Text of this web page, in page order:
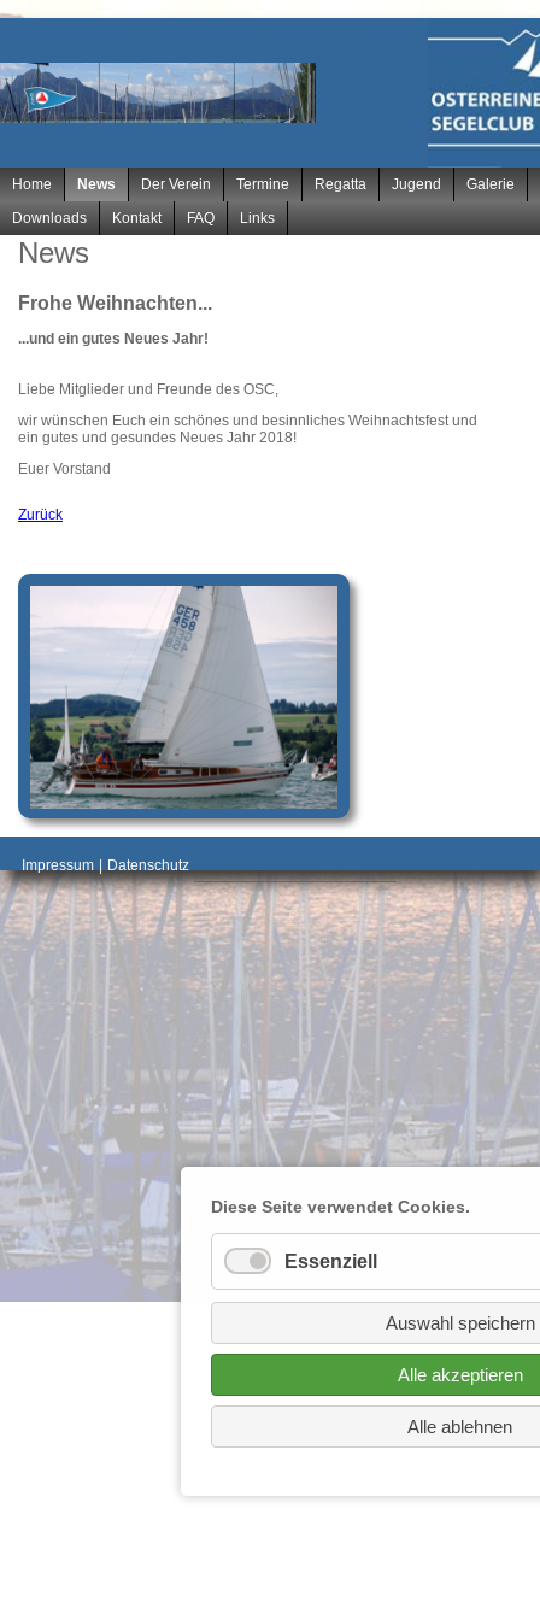
Navigation
überspringen
Home News Der Verein Termine Regatta Jugend
Galerie
Downloads
Kontakt FAQ Links
News
Frohe Weihnachten...
...und ein gutes Neues Jahr!
Liebe Mitglieder und Freunde des OSC,
wir wünschen Euch ein schönes und besinnliches Weihnachtsfest und
ein gutes und gesundes Neues Jahr 2018!
Euer Vorstand
Zurück
Impressum | Datenschutz ________________________
Diese Seite verwendet Cookies.
Essenziell
Auswahl speichern
Alle akzeptieren
Alle ablehnen